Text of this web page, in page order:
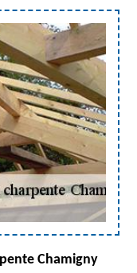
Chamigny